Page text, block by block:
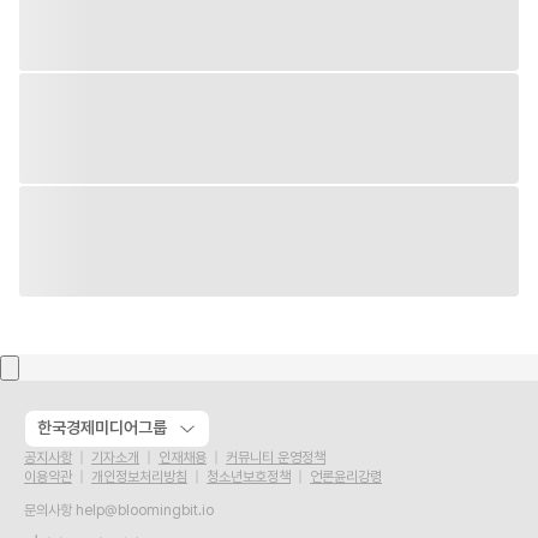
한국경제미디어그룹
공지사항 기자소개 인재채용
커뮤니티 운영정책
이용약관
개인정보처리방침 청소년보호정책
언론윤리강령
문의사항 help@bloomingbit.io